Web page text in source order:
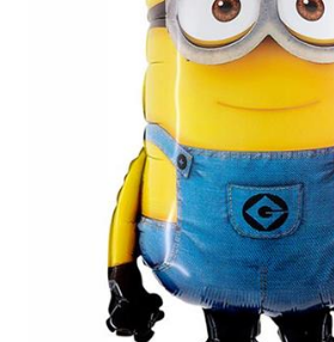
Akcesoria Party